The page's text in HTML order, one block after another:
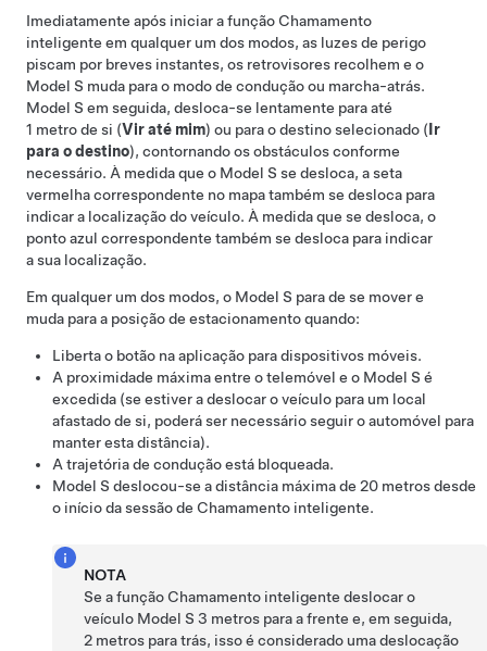
Imediatamente após iniciar a função Chamamento
inteligente em qualquer um dos modos, as luzes de perigo
piscam por breves instantes, os retrovisores recolhem e o
Model S muda para o modo de condução ou marcha-atrás.
Model S em seguida, desloca-se lentamente para até
1 metrode si (Vir até mim) ou para o destino selecionado ( Ir
para o destino), contornando os obstáculos conforme
necessário. À medida que o Model S se desloca, a seta
vermelha correspondente no mapa também se desloca para
indicar a localização do veículo. À medida que se desloca, o
ponto azul correspondente também se desloca para indicar
a sua localização.
Em qualquer um dos modos, o Model S para de se mover e
muda para a posição de estacionamento quando:
Liberta o botão na aplicação para dispositivos móveis.
A proximidade máxima entre o telemóvel e o Model S é
excedida (se estiver a deslocar o veículo para um local
afastado de si, poderá ser necessário seguir o automóvel para
manter esta distância).
A trajetória de condução está bloqueada.
Model S deslocou-se a distância máxima de 20 metrosdesde
o início da sessão de Chamamento inteligente.
NOTA
Se a função Chamamento inteligente deslocar o
veículo Model S 3 metros para a frente e, em seguida,
2 metros para trás, isso é considerado uma deslocação